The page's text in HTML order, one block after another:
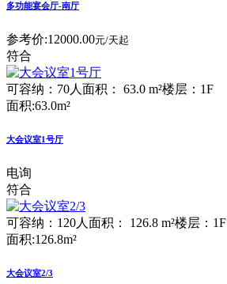
多功能宴会厅-南厅
参考价:12000.00元/天起
符合
可容纳：70人 面积： 63.0 m²楼层：1F
面积:63.0m²
大会议室1号厅
电询
符合
可容纳：120人 面积： 126.8 m²楼层：1F
面积:126.8m²
大会议室2/3